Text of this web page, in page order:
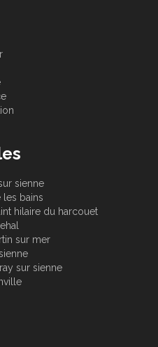
sienne
les bains
hilaire du harcouet
sur mer
sur sienne